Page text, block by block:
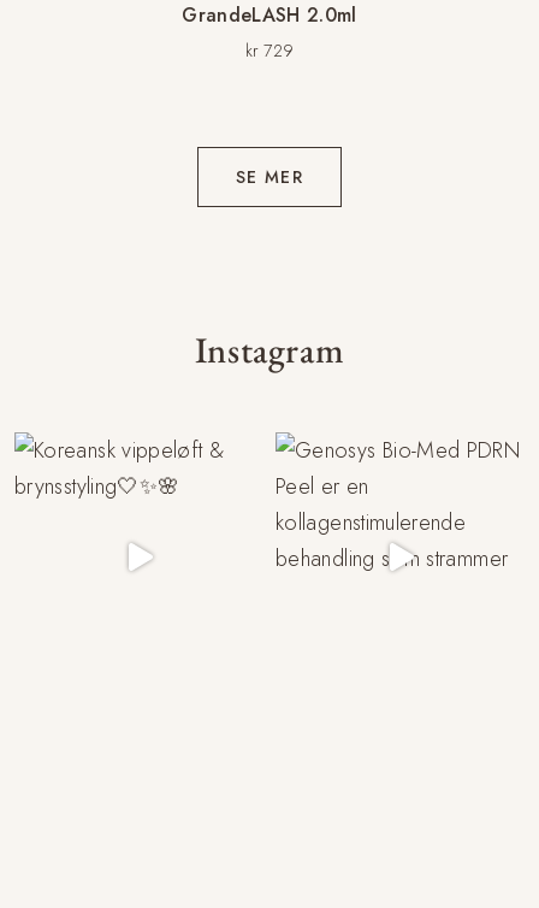
GrandeLASH 2.0ml
kr 729
SE MER
Instagram